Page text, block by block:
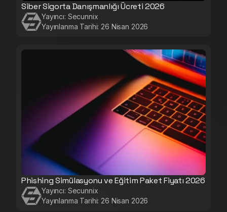
Siber Sigorta Danışmanlığı Ücreti 2026
Yayıncı: Secunnix
Yayınlanma Tarihi: 26 Nisan 2026
Phishing Simülasyonu ve Eğitim Paket Fiyatı 2026
Yayıncı: Secunnix
Yayınlanma Tarihi: 26 Nisan 2026